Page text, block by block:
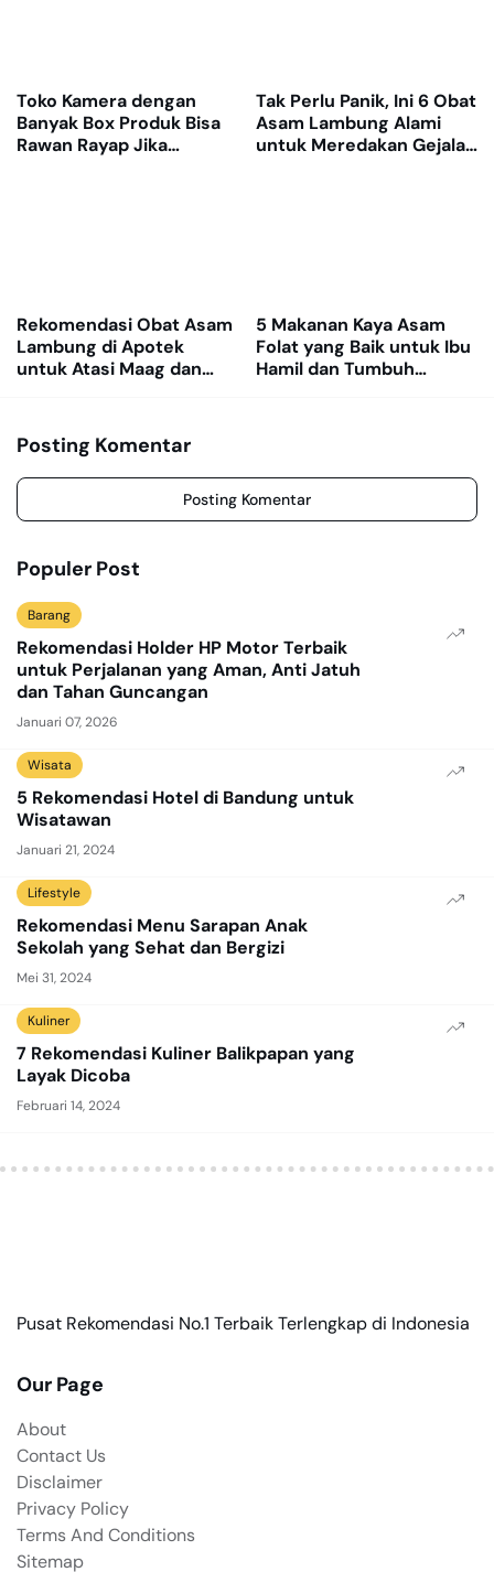
Toko Kamera dengan
Banyak Box Produk Bisa
Rawan Rayap Jika
Tak Perlu Panik, Ini 6 Obat
Asam Lambung Alami
untuk Meredakan Gejala
Rekomendasi Obat Asam
Lambung di Apotek
untuk Atasi Maag dan
5 Makanan Kaya Asam
Folat yang Baik untuk Ibu
Hamil dan Tumbuh
Posting Komentar
Posting Komentar
Populer Post
Barang
Rekomendasi Holder HP Motor Terbaik
untuk Perjalanan yang Aman, Anti Jatuh
dan Tahan Guncangan
Januari 07, 2026
Wisata
5 Rekomendasi Hotel di Bandung untuk
Wisatawan
Januari 21, 2024
Lifestyle
Rekomendasi Menu Sarapan Anak
Sekolah yang Sehat dan Bergizi
Mei 31, 2024
Kuliner
7 Rekomendasi Kuliner Balikpapan yang
Layak Dicoba
Februari 14, 2024
Pusat Rekomendasi No.1 Terbaik Terlengkap di Indonesia
Our Page
About
Contact Us
Disclaimer
Privacy Policy
Terms And Conditions
Sitemap